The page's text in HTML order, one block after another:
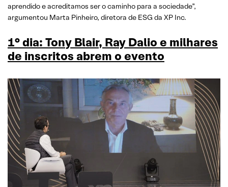
aprendido e acreditamos ser o caminho para a sociedade”,
argumentou Marta Pinheiro, diretora de ESG da XP Inc.
1° dia: Tony Blair, Ray Dalio e milhares
de inscritos abrem o evento